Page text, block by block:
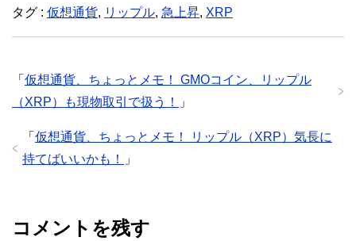
タグ : 仮想通貨, リップル, 急上昇, XRP
「 仮想通貨、ちょっとメモ！ GMOコイン、リップル
（XRP）も現物取引で扱う！
」
「 仮想通貨、ちょっとメモ！ リップル（XRP）気長に
持てばいいかも！
」
コメントを残す